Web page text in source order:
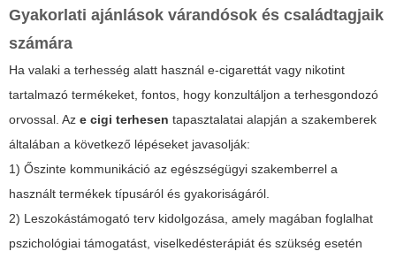
Gyakorlati ajánlások várandósok és családtagjaik
számára
Ha valaki a terhesség alatt használ e-cigarettát vagy nikotint
tartalmazó termékeket, fontos, hogy konzultáljon a terhesgondozó
orvossal. Az e cigi terhesen tapasztalatai alapján a szakemberek
általában a következő lépéseket javasolják:
1) Őszinte kommunikáció az egészségügyi szakemberrel a
használt termékek típusáról és gyakoriságáról.
2) Leszokástámogató terv kidolgozása, amely magában foglalhat
pszichológiai támogatást, viselkedésterápiát és szükség esetén